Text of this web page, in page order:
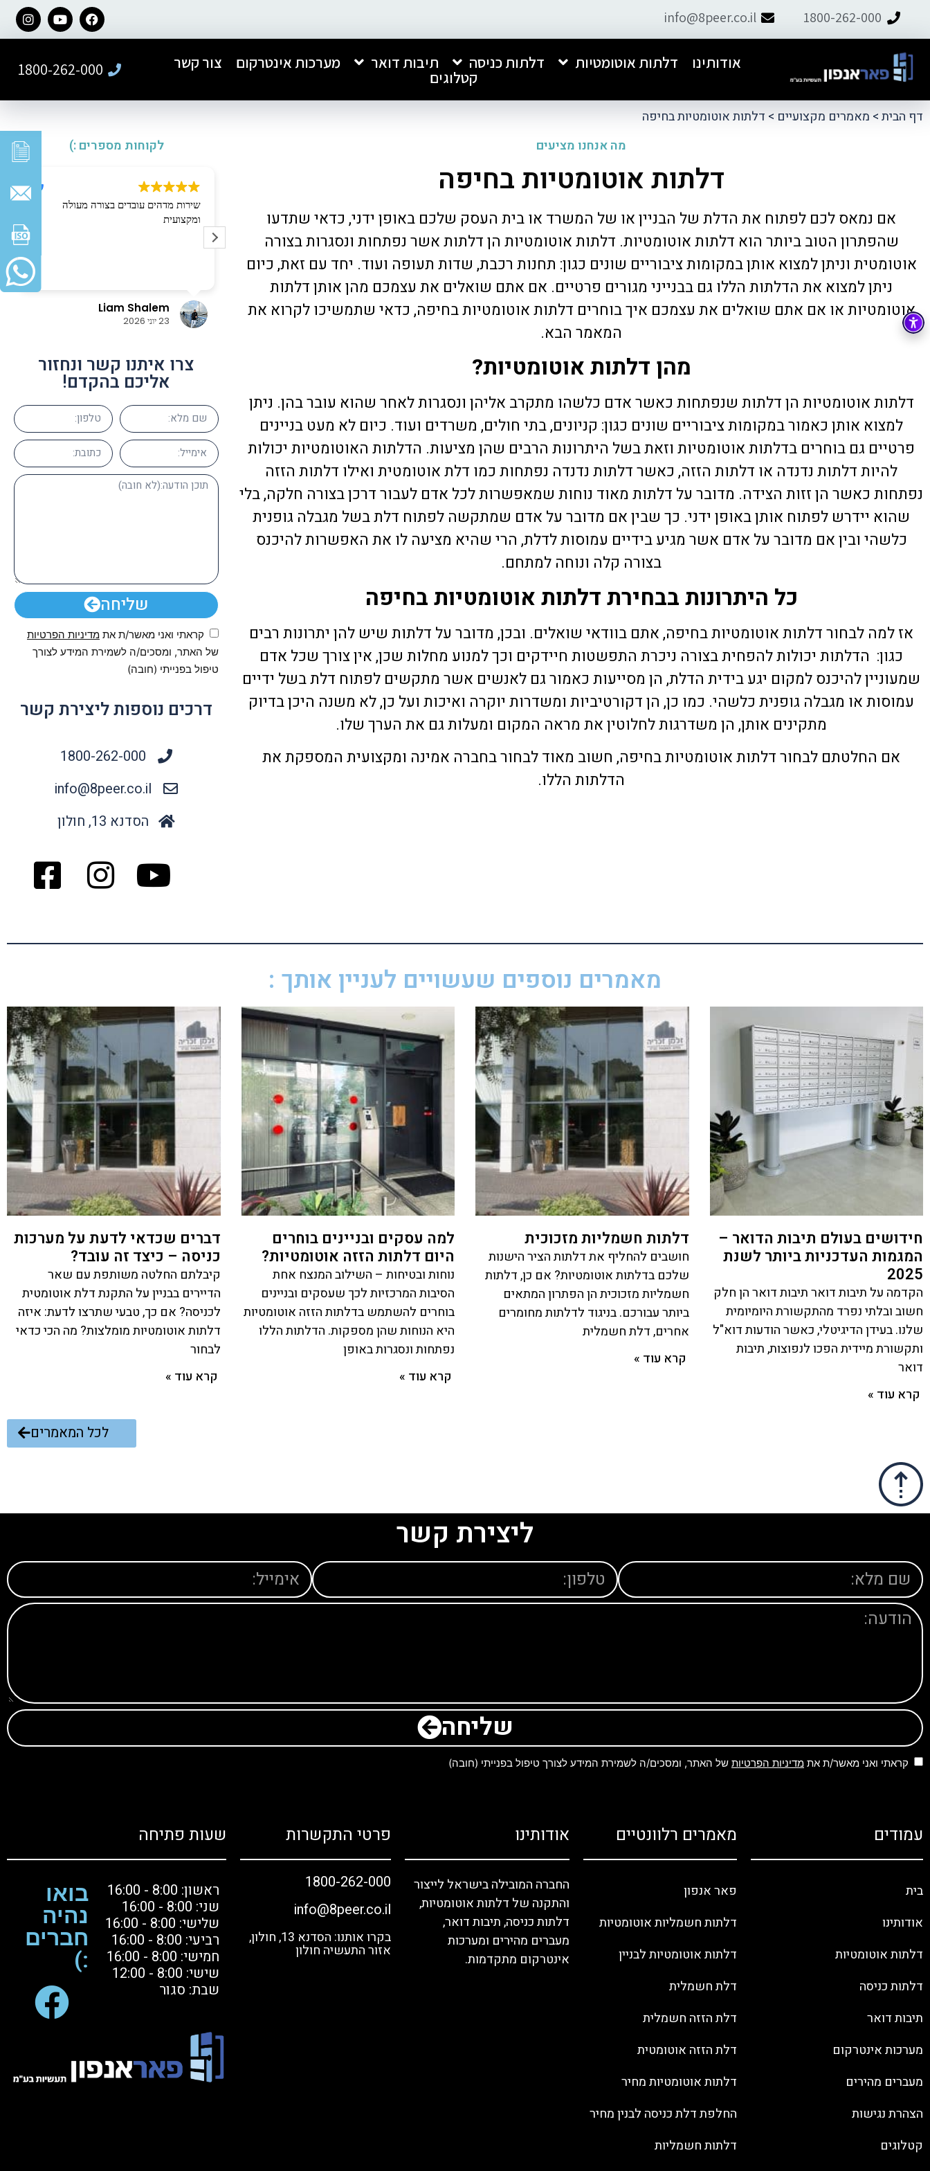
1800-262-000
info@8peer.co.il
אודותינו דלתות אוטומטיות דלתות כניסה תיבות דואר מערכות אינטרקום צור קשר
קטלוגים 1800-262-000
דף הבית> מאמרים מקצועיים > דלתות אוטומטיות בחיפה
מה אנחנו מציעים
דלתות אוטומטיות בחיפה
אם נמאס לכם לפתוח את הדלת של הבניין או של המשרד או בית העסק שלכם באופן ידני, כדאי שתדעו
שהפתרון הטוב ביותר הוא דלתות אוטומטיות. דלתות אוטומטיות הן דלתות אשר נפתחות ונסגרות בצורה
אוטומטית וניתן למצוא אותן במקומות ציבוריים שונים כגון: תחנות רכבת, שדות תעופה ועוד. יחד עם זאת, כיום
ניתן למצוא את הדלתות הללו גם בבנייני מגורים פרטיים. אם אתם שואלים את עצמכם מהן אותן דלתות
אוטומטיות או אם אתם שואלים את עצמכם איך בוחרים דלתות אוטומטיות בחיפה, כדאי שתמשיכו לקרוא את
המאמר הבא.
מהן דלתות אוטומטיות?
דלתות אוטומטיות הן דלתות שנפתחות כאשר אדם כלשהו מתקרב אליהן ונסגרות לאחר שהוא עובר בהן. ניתן
למצוא אותן כאמור במקומות ציבוריים שונים כגון: קניונים, בתי חולים, משרדים ועוד. כיום לא מעט בניינים
פרטיים גם בוחרים בדלתות אוטומטיות וזאת בשל היתרונות הרבים שהן מציעות. הדלתות האוטומטיות יכולות
להיות דלתות נדנדה או דלתות הזזה, כאשר דלתות נדנדה נפתחות כמו דלת אוטומטית ואילו דלתות הזזה
נפתחות כאשר הן זזות הצידה. מדובר על דלתות מאוד נוחות שמאפשרות לכל אדם לעבור דרכן בצורה חלקה, בלי
שהוא יידרש לפתוח אותן באופן ידני. כך שבין אם מדובר על אדם שמתקשה לפתוח דלת בשל מגבלה גופנית
כלשהי ובין אם מדובר על אדם אשר מגיע בידיים עמוסות לדלת, הרי שהיא מציעה לו את האפשרות להיכנס
בצורה קלה ונוחה למתחם.
כל היתרונות בבחירת דלתות אוטומטיות בחיפה
אז למה לבחור דלתות אוטומטיות בחיפה, אתם בוודאי שואלים. ובכן, מדובר על דלתות שיש להן יתרונות רבים
כגון: הדלתות יכולות להפחית בצורה ניכרת התפשטות חיידקים וכך למנוע מחלות שכן, אין צורך שכל אדם
שמעוניין להיכנס למקום יגע בידית הדלת, הן מסייעות כאמור גם לאנשים אשר מתקשים לפתוח דלת בשל ידיים
עמוסות או מגבלה גופנית כלשהי. כמו כן, הן דקורטיביות ומשדרות יוקרה ואיכות ועל כן, לא משנה היכן בדיוק
מתקינים אותן, הן משדרגות לחלוטין את מראה המקום ומעלות גם את הערך שלו.
אם החלטתם לבחור דלתות אוטומטיות בחיפה, חשוב מאוד לבחור בחברה אמינה ומקצועית המספקת את
הדלתות הללו.
לקוחות מספרים :)
שירות מדהים עובדים בצורה מעולה
ומקצועית
Liam Shalem
23 יוני 2026
אנפון, שביצעה אצלנו התקנה של דלת
ביותר.
קיבלתי שירות מצוין, מקצועי ואדיב לאורך
כל התהליך. העבודה בוצעה בצורה מדויקת,
איכותית ומרשימה מאוד, והתוצאה הסופית
ברמה גבוהה במיוחד.
אני ודיירי הבניין מרוצים מאוד וממליצים על
קרא עוד
שחר לוי
שירות מהיר ומצויין. ממליץ עליהם בחום!
סאלי רחמים
תמיר ומהרגע הראשון דאג לליווי מקצועי,
אדיב ושירותי. קיבלנו הצעת מחיר
הוגנת.מומלץ מאוד
tzachi dalal
למחרת וטיפל
צרו איתנו קשר ונחזור
אליכם בהקדם!
שליחה
קראתי ואני מאשר/ת את מדיניות הפרטיות
של האתר, ומסכים/ה לשמירת המידע לצורך
טיפול בפנייתי (חובה)
דרכים נוספות ליצירת קשר
1800-262-000
info@8peer.co.il
הסדנא 13, חולון
מאמרים נוספים שעשויים לעניין אותך :
חידושים בעולם תיבות הדואר –
המגמות העדכניות ביותר לשנת
2025
הקדמה על תיבות דואר תיבות דואר הן חלק
חשוב ובלתי נפרד מהתקשורת היומיומית
שלנו. בעידן הדיגיטלי, כאשר הודעות דוא"ל
ותקשורת מיידית הפכו לנפוצות, תיבות
דואר
קרא עוד »
דלתות חשמליות מזכוכית
חושבים להחליף את דלתות הציר הישנות
שלכם בדלתות אוטומטיות? אם כן, דלתות
חשמליות מזכוכית הן הפתרון המתאים
ביותר עבורכם. בניגוד לדלתות מחומרים
אחרים, דלת חשמלית
קרא עוד »
למה עסקים ובניינים בוחרים
היום דלתות הזזה אוטומטיות?
נוחות ובטיחות – השילוב המנצח אחת
הסיבות המרכזיות לכך שעסקים ובניינים
בוחרים להשתמש בדלתות הזזה אוטומטיות
היא הנוחות שהן מספקות. הדלתות הללו
נפתחות ונסגרות באופן
קרא עוד »
דברים שכדאי לדעת על מערכות
כניסה – כיצד זה עובד?
קיבלתם החלטה משותפת עם שאר
הדיירים בבניין על התקנת דלת אוטומטית
לכניסה? אם כך, טבעי שתרצו לדעת: איזה
דלתות אוטומטיות מומלצות? מה הכי כדאי
לבחור
קרא עוד »
לכל המאמרים
ליצירת קשר
שליחה
קראתי ואני מאשר/ת את מדיניות הפרטיות של האתר, ומסכים/ה לשמירת המידע לצורך טיפול בפנייתי (חובה)
עמודים
בית
אודותינו
דלתות אוטומטיות
דלתות כניסה
תיבות דואר
מערכות אינטרקום
מעברים מהירים
הצהרת נגישות
קטלוגים
מאמרים רלוונטיים
פאר אנפון
דלתות חשמליות אוטומטיות
דלתות אוטומטיות לבניין
דלת חשמלית
דלת הזזה חשמלית
דלת הזזה אוטומטית
דלתות אוטומטיות מחיר
החלפת דלת כניסה לבנין מחיר
דלתות חשמליות
אודותינו
החברה המובילה בישראל לייצור
והתקנה של דלתות אוטומטיות,
דלתות כניסה, תיבות דואר,
מעברים מהירים ומערכות
אינטרקום מתקדמות.
פרטי התקשרות
1800-262-000
info@8peer.co.il
בקרו אותנו: הסדנא 13, חולון,
אזור התעשיה חולון
שעות פתיחה
ראשון: 8:00 - 16:00
שני: 8:00 - 16:00
שלישי: 8:00 - 16:00
רביעי: 8:00 - 16:00
חמישי: 8:00 - 16:00
שישי: 8:00 - 12:00
שבת: סגור
בואו
נהיה
חברים
:)